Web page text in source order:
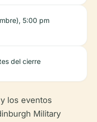
5:00 pm
del cierre
los eventos
Military